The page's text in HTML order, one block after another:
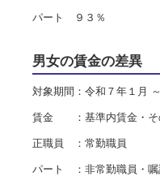
パート ９３％
男女の賃金の差異
対象期間：令和７年１月
賃金 ：基準内賃金・そ
正職員 ：常勤職員
パート ：非常勤職員・嘱